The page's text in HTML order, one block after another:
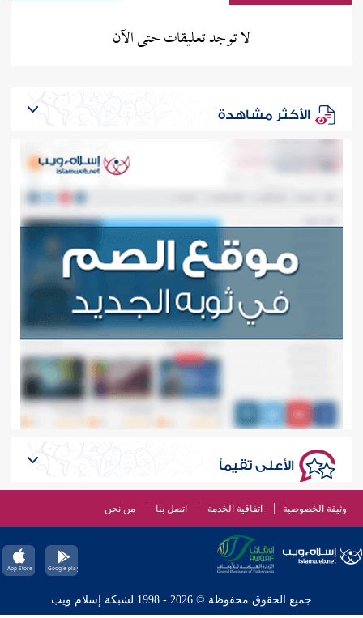
لا توجد تعليقات حتى الآن
الأكثر مشاهدة
الأعلى تقيماً
وثيقة الخصوصية اتفاقية الخدمة اتصل بنا من نحن
جميع الحقوق محفوظة © 2026 - 1998 لشبكة إسلام ويب